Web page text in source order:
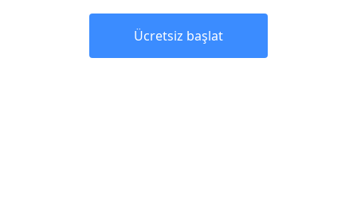
Ücretsiz başlat